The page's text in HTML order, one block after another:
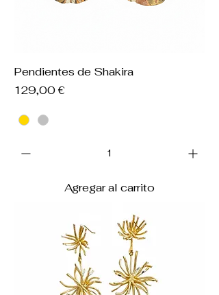
Pendientes de Shakira
Precio
129,00 €
Agregar al carrito